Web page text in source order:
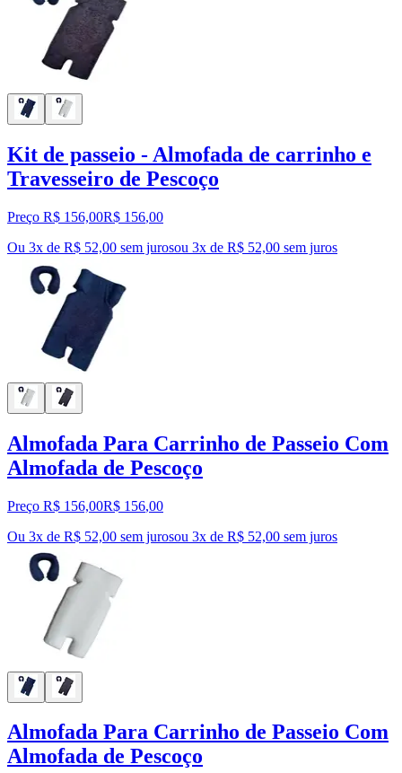
Kit de passeio - Almofada de carrinho e
Travesseiro de Pescoço
Preço R$ 156,00R$ 156,00
Ou 3x de R$ 52,00 sem jurosou 3x de R$ 52,00 sem juros
Almofada Para Carrinho de Passeio Com
Almofada de Pescoço
Preço R$ 156,00R$ 156,00
Ou 3x de R$ 52,00 sem jurosou 3x de R$ 52,00 sem juros
Almofada Para Carrinho de Passeio Com
Almofada de Pescoço